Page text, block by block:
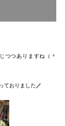
つつありますね（＾
ておりました ／